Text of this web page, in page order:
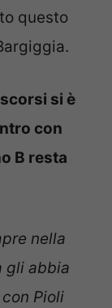
questo
si è
con
B resta
nella
gli abbia
Pioli